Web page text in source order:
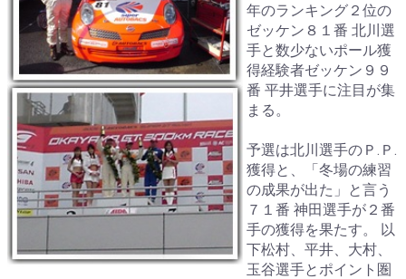
年のランキング２位の
ゼッケン８１番 北川選
手と数少ないポール獲
得経験者ゼッケン９９
番 平井選手に注目が集
まる。
予選は北川選手のＰ.Ｐ.
獲得と、「冬場の練習
の成果が出た」と言う
７１番 神田選手が２番
手の獲得を果たす。 以
下松村、平井、大村、
玉谷選手とポイント圏